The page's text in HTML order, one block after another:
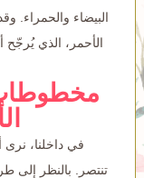
البيضاء والحمراء.
الأحمر، الذي
في داخلنا،
تنتصر. بالنظر إلى